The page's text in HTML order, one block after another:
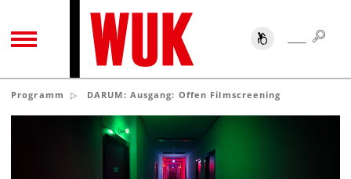
TOGGLE NAVIGATION SUCHE
Programm DARUM: Ausgang: Offen Filmscreening